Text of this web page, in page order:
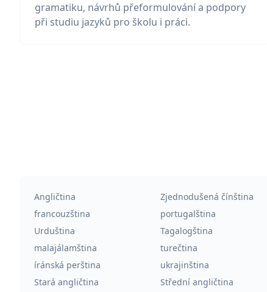
gramatiku, návrhů přeformulování a podpory
při studiu jazyků pro školu i práci.
Angličtina Zjednodušená čínština
francouzština
portugalština
Urduština
Tagalogština
malajálamština
turečtina
íránská perština
ukrajinština
Stará angličtina
Střední angličtina